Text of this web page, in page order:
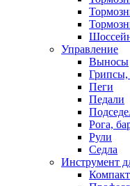
Управление
Выносы
Грипсы,
Пеги
Педали
Рога,
Рули
Седла
Инструмент